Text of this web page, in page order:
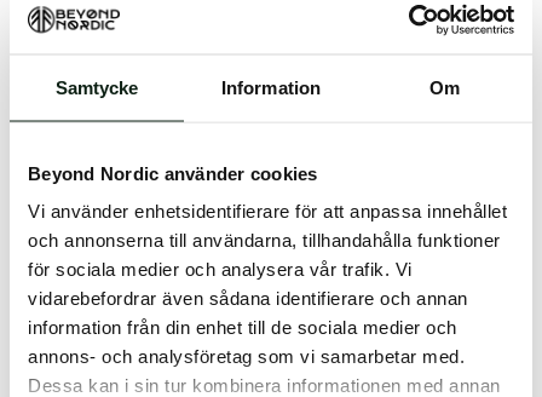
Samtycke Information Om
Beyond Nordic använder cookies
Vi använder enhetsidentifierare för att anpassa innehållet
och annonserna till användarna, tillhandahålla funktioner
för sociala medier och analysera vår trafik. Vi
vidarebefordrar även sådana identifierare och annan
information från din enhet till de sociala medier och
annons- och analysföretag som vi samarbetar med.
Dessa kan i sin tur kombinera informationen med annan
An unknown error has occurred. An error report has
issue will be investigated.
Click the button below to refresh the website. If the
issue persists, either try waiting a moment or
reopening your browser.
Clearing your browser cache may also help in some
cases.